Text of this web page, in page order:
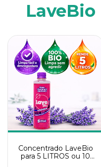
LaveBio
Concentrado LaveBio
para 5 LITROS ou 10